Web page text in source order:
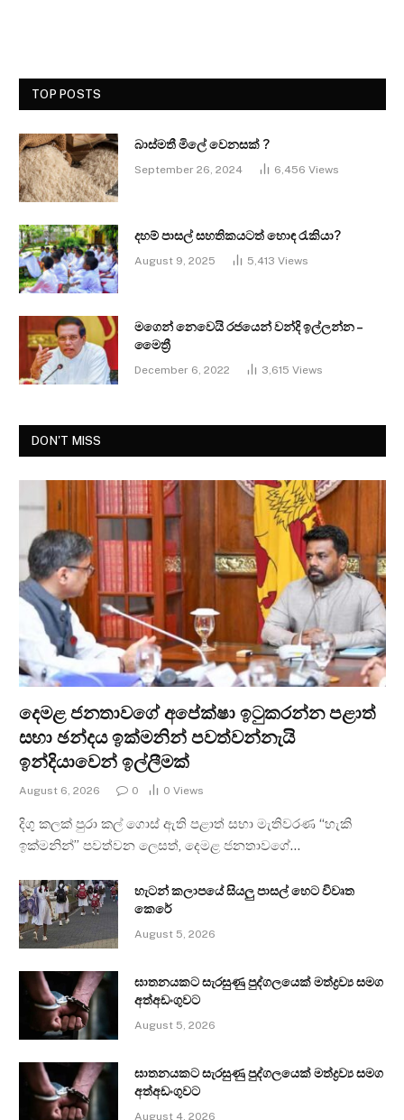
TOP POSTS
බාස්මතී මිලේ වෙනසක් ?
September 26, 2024 6,456 Views
දහම් පාසල් සහතිකයටත් හොඳ රැකියා?
August 9, 2025 5,413 Views
මගෙන් නෙවෙයි රජයෙන් වන්දි ඉල්ලන්න –
මෛත්‍රී
December 6, 2022 3,615 Views
DON'T MISS
දෙමළ ජනතාවගේ අපේක්ෂා ඉටුකරන්න පළාත්
සභා ඡන්දය ඉක්මනින් පවත්වන්නැයි
ඉන්දියාවෙන් ඉල්ලීමක්
August 6, 2026 0 0 Views
දිගු කලක් පුරා කල් ගොස් ඇති පළාත් සභා මැතිවරණ “හැකි
ඉක්මනින්” පවත්වන ලෙසත්, දෙමළ ජනතාවගේ…
හැටන් කලාපයේ සියලු පාසල් හෙට විවෘත
කෙරේ
August 5, 2026
ඝාතනයකට සැරසුණු පුද්ගලයෙක් මත්ද්‍රව්‍ය සමග
අත්අඩංගුවට
August 5, 2026
ඝාතනයකට සැරසුණු පුද්ගලයෙක් මත්ද්‍රව්‍ය සමග
අත්අඩංගුවට
August 4, 2026